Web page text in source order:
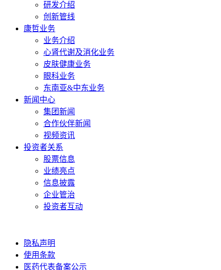
研发介绍
创新管线
康哲业务
业务介绍
心肾代谢及消化业务
皮肤健康业务
眼科业务
东南亚&中东业务
新闻中心
集团新闻
合作伙伴新闻
视频资讯
投资者关系
股票信息
业绩亮点
信息披露
企业管治
投资者互动
隐私声明
使用条款
医药代表备案公示